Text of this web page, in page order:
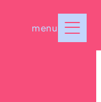
menu